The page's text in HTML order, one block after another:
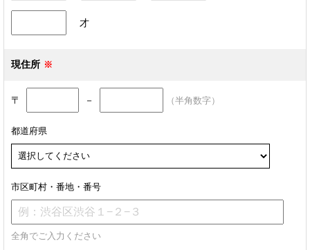
才
現住所
〒 － （半角数字）
都道府県
市区町村・番地・番号
全角でご入力ください